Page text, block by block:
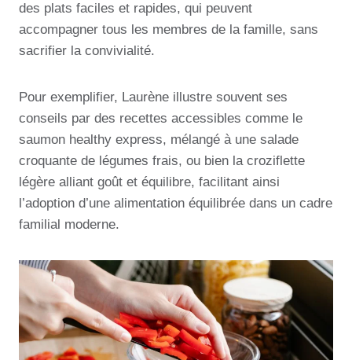
des plats faciles et rapides, qui peuvent
accompagner tous les membres de la famille, sans
sacrifier la convivialité.
Pour exemplifier, Laurène illustre souvent ses
conseils par des recettes accessibles comme le
saumon healthy express, mélangé à une salade
croquante de légumes frais, ou bien la croziflette
légère alliant goût et équilibre, facilitant ainsi
l’adoption d’une alimentation équilibrée dans un cadre
familial moderne.